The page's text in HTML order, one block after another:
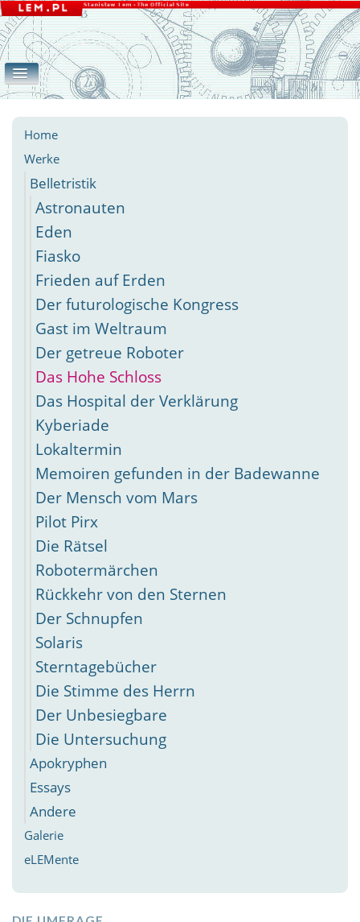
Belletristik
Home
Werke
Belletristik
Astronauten
Eden
Fiasko
Frieden auf Erden
Der futurologische Kongress
Gast im Weltraum
Der getreue Roboter
Das Hohe Schloss
Das Hospital der Verklärung
Kyberiade
Lokaltermin
Memoiren gefunden in der Badewanne
Der Mensch vom Mars
Pilot Pirx
Die Rätsel
Robotermärchen
Rückkehr von den Sternen
Der Schnupfen
Solaris
Sterntagebücher
Die Stimme des Herrn
Der Unbesiegbare
Die Untersuchung
Apokryphen
Essays
Andere
Galerie
eLEMente